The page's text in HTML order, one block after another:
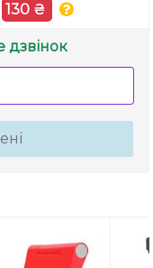
130 ₴
дзвінок